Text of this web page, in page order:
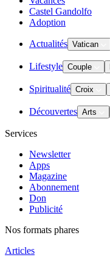
Castel Gandolfo
Adoption
Actualités Vatican
Lifestyle Couple
Spiritualité Croix
Découvertes Arts
Services
Newsletter
Apps
Magazine
Abonnement
Don
Publicité
Nos formats phares
Articles